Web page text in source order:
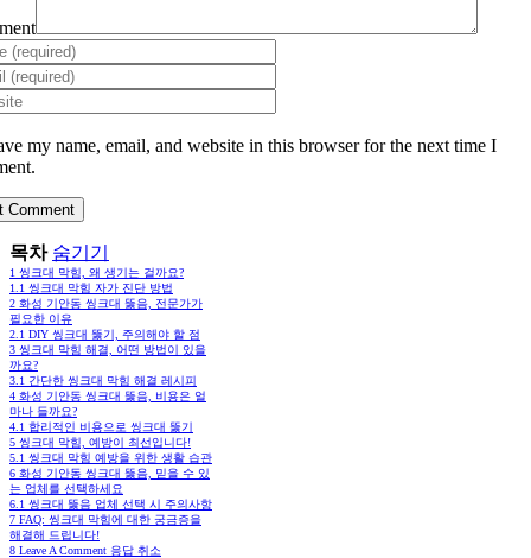
my name, email, and website in this browser for the next time I
목차 숨기기
1 씽크대 막힘, 왜 생기는 걸까요?
1.1 씽크대 막힘 자가 진단 방법
2 화성 기안동 씽크대 뚫음, 전문가가
필요한 이유
2.1 DIY 씽크대 뚫기, 주의해야 할 점
3 씽크대 막힘 해결, 어떤 방법이 있을
까요?
3.1 간단한 씽크대 막힘 해결 레시피
4 화성 기안동 씽크대 뚫음, 비용은 얼
마나 들까요?
4.1 합리적인 비용으로 씽크대 뚫기
5 씽크대 막힘, 예방이 최선입니다!
5.1 씽크대 막힘 예방을 위한 생활 습관
6 화성 기안동 씽크대 뚫음, 믿을 수 있
는 업체를 선택하세요
6.1 씽크대 뚫음 업체 선택 시 주의사항
7 FAQ: 씽크대 막힘에 대한 궁금증을
해결해 드립니다!
8 Leave A Comment 응답 취소